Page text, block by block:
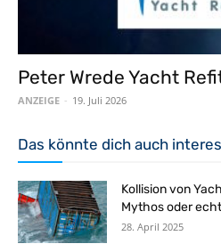
Peter Wrede Yacht
ANZEIGE - 19. Juli 2026
Das könnte dich auch
Kollision von
Mythos oder
28. April 2025